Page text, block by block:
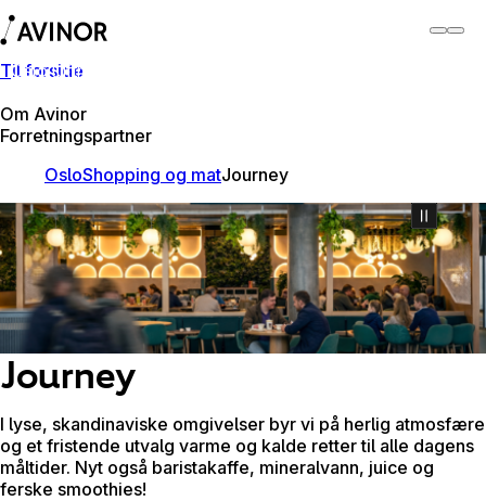
Til forside
Om Avinor
Forretningspartner
Oslo lufthavn
OsloShopping og matJourney
Journey
I lyse, skandinaviske omgivelser byr vi på herlig atmosfære
og et fristende utvalg varme og kalde retter til alle dagens
måltider. Nyt også baristakaffe, mineralvann, juice og
ferske smoothies!